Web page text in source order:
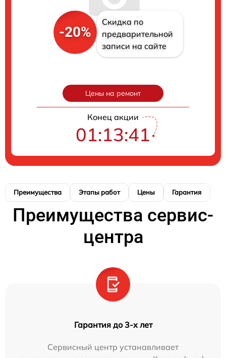
-20%
Скидка по
предварительной
записи на сайте
Цены на ремонт
Конец акции
01:13:40
Преимущества Этапы работ Цены Гарантия
Преимущества сервис-
центра
Гарантия до 3-х лет
Сервисный центр устанавливает